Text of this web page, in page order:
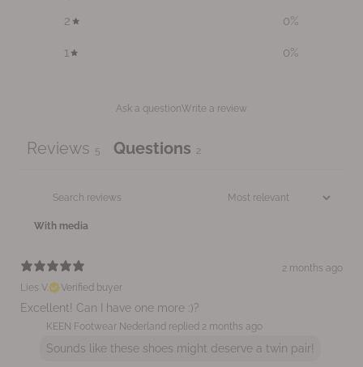
2 0%
1 0%
Ask a questionWrite a review
Reviews 5 Questions 2
With media
2 months ago
Lies V.
Verified buyer
Excellent! Can I have one more :)?
KEEN Footwear Nederland replied 2 months ago
Sounds like these shoes might deserve a twin pair!